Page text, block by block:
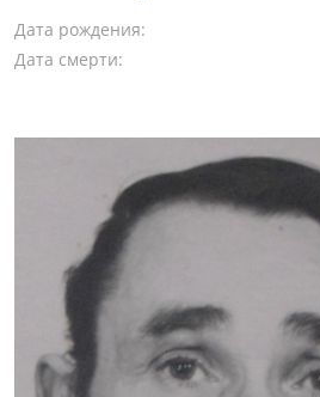
Дата рождения:
Дата смерти: